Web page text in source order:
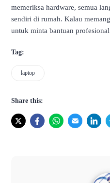
memeriksa hardware, semua
sendiri di rumah. Kalau
untuk minta bantuan
Tag:
laptop
Share this: